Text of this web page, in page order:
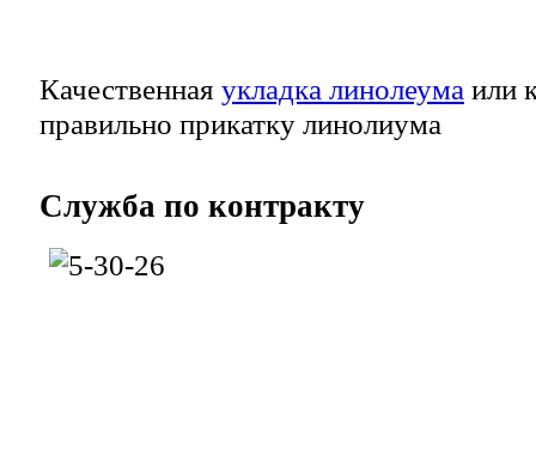
Качественная укладка линолеума или
правильно прикатку линолиума
Служба по контракту